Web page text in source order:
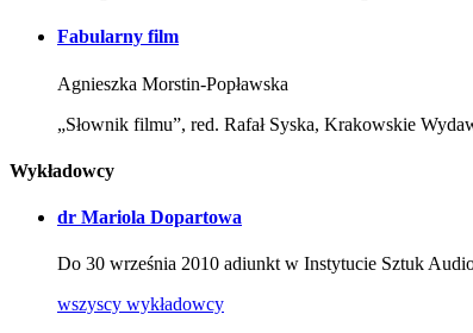
Fabularny film
Agnieszka Morstin-Popławska
„Słownik filmu”, red. Rafał Syska, Krakowskie
Wykładowcy
dr Mariola Dopartowa
Do 30 września 2010 adiunkt w Instytucie Sztuk
wszyscy wykładowcy